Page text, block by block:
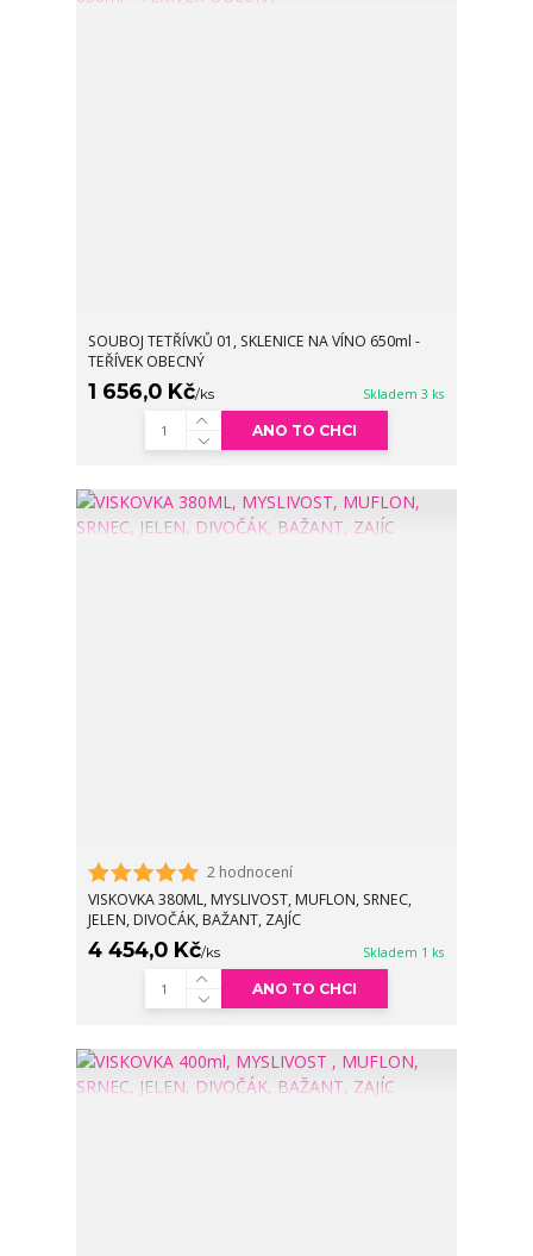
SOUBOJ TETŘÍVKŮ 01, SKLENICE NA VÍNO 650ml -
TEŘÍVEK OBECNÝ
1 656,0 Kč/ks Skladem 3 ks
ANO TO CHCI
2 hodnocení
VISKOVKA 380ML, MYSLIVOST, MUFLON, SRNEC,
JELEN, DIVOČÁK, BAŽANT, ZAJÍC
4 454,0 Kč/ks Skladem 1 ks
ANO TO CHCI